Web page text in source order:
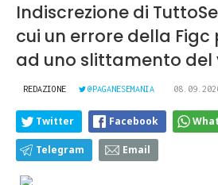
Indiscrezione di
cui un errore della
ad uno slittamento del
REDAZIONE @PAGANESEMANIA
Twitter Facebook
Telegram Email